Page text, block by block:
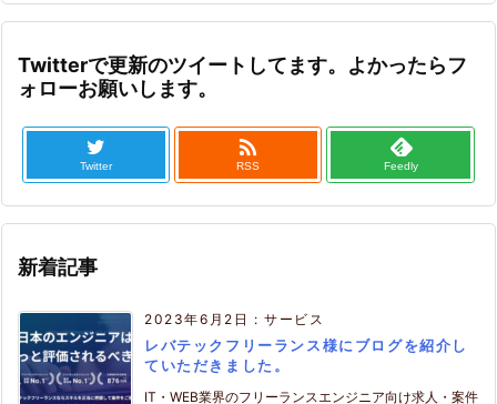
Twitterで更新のツイートしてます。よかったらフ
ォローお願いします。
Twitter

RSS Feedly
新着記事
2023年6月2日 :サービス
レバテックフリーランス様にブログを紹介し
ていただきました。
IT・WEB業界のフリーランスエンジニア向け求人・案件